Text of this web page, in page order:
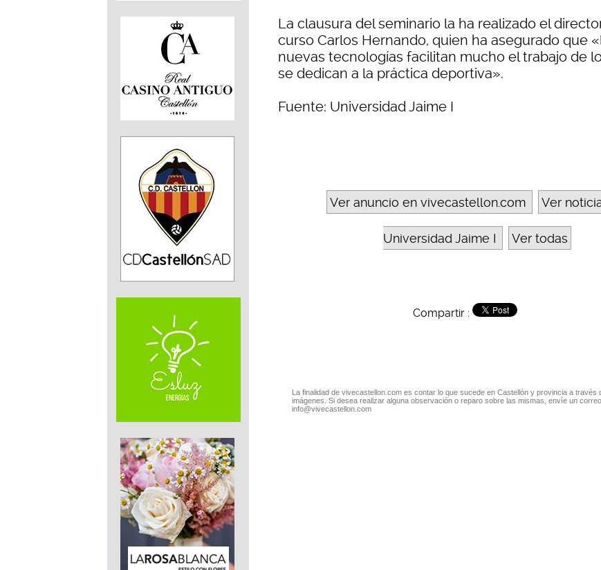
La clausura del seminario la ha realizado el
curso Carlos Hernando, quien ha asegurado que
nuevas tecnologías facilitan mucho el trabajo de
se dedican a la práctica deportiva».
Fuente: Universidad Jaime I
Ver anuncio en vivecastellon.com Ver
Universidad Jaime I Ver todas
Compartir :
La finalidad de vivecastellon.com es contar lo que sucede en Castellón y provincia a través
imágenes. Si desea realizar alguna observación o reparo sobre las mismas, envíe un
info@vivecastellon.com